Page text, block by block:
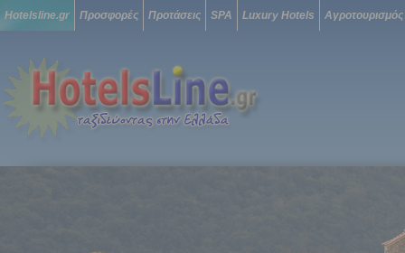
Hotelsline.gr Προσφορές Προτάσεις SPA Luxury Hotels Αγροτουρισμός